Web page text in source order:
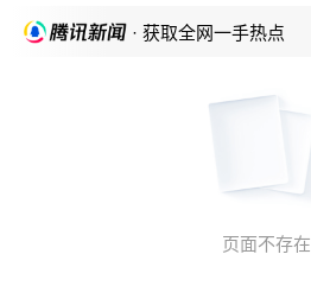
· 获取全网一手热点
页面不存在